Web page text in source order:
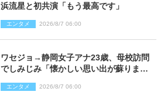
浜流星と初共演「もう最高です」
エンタメ 2026/8/7 06:00
ワセジョ→静岡女子アナ23歳、母校訪問
でしみじみ「懐かしい思い出が蘇りまし
エンタメ 2026/8/7 06:00